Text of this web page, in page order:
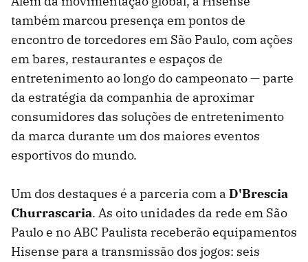
também marcou presença em pontos de
encontro de torcedores em São Paulo, com ações
em bares, restaurantes e espaços de
entretenimento ao longo do campeonato — parte
da estratégia da companhia de aproximar
consumidores das soluções de entretenimento
da marca durante um dos maiores eventos
esportivos do mundo.
Um dos destaques é a parceria com a D'Brescia
Churrascaria. As oito unidades da rede em São
Paulo e no ABC Paulista receberão equipamentos
Hisense para a transmissão dos jogos: seis